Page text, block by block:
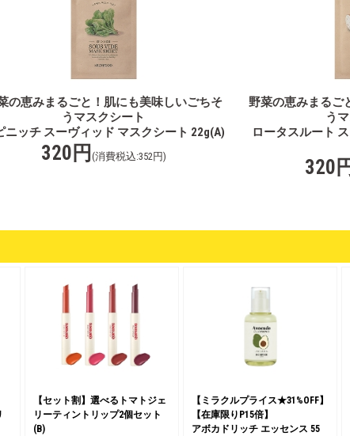
の恵みまるごと！肌にも美味しいごちそ
うマスクシート
ニッチ スーヴィッド マスクシート 22g(A)
320円 (消費税込:352円)
野菜の恵みまるご
う
ロータスルート
320
【セット割】選べるトマトジェ
リーティントリップ2個セット
(B)
【ミラクルプライス★31%OFF】
【在庫限りP15倍】
アボカドリッチ エッセンス 55